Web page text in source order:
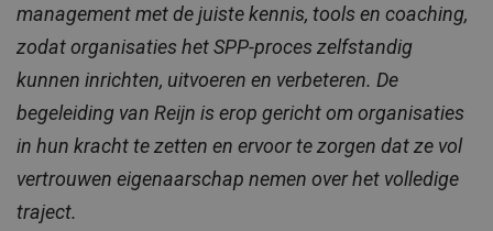
management met de juiste kennis, tools en coaching,
zodat organisaties het SPP-proces zelfstandig
kunnen inrichten, uitvoeren en verbeteren. De
begeleiding van Reijn is erop gericht om organisaties
in hun kracht te zetten en ervoor te zorgen dat ze vol
vertrouwen eigenaarschap nemen over het volledige
traject.